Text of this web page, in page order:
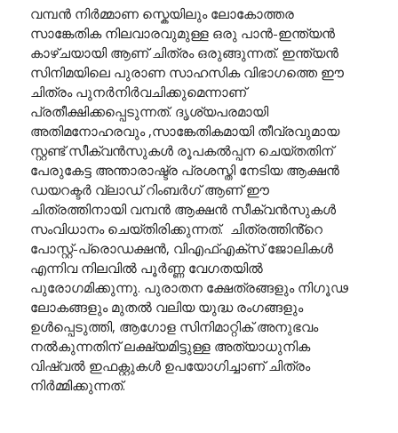
വമ്പൻ നിർമ്മാണ സ്കെയിലും ലോകോത്തര
സാങ്കേതിക നിലവാരവുമുള്ള ഒരു പാൻ-ഇന്ത്യൻ
കാഴ്ചയായി ആണ് ചിത്രം ഒരുങ്ങുന്നത്. ഇന്ത്യൻ
സിനിമയിലെ പുരാണ സാഹസിക വിഭാഗത്തെ ഈ
ചിത്രം പുനർനിർവചിക്കുമെന്നാണ്
പ്രതീക്ഷിക്കപ്പെടുന്നത്. ദൃശ്യപരമായി
അതിമനോഹരവും ,സാങ്കേതികമായി തീവ്രവുമായ
സ്റ്റണ്ട് സീക്വൻസുകൾ രൂപകൽപ്പന ചെയ്തതിന്
പേരുകേട്ട അന്താരാഷ്ട്ര പ്രശസ്തി നേടിയ ആക്ഷൻ
ഡയറക്ടർ വ്ലാഡ് റിംബർഗ് ആണ് ഈ
ചിത്രത്തിനായി വമ്പൻ ആക്ഷൻ സീക്വൻസുകൾ
സംവിധാനം ചെയ്തിരിക്കുന്നത്. ചിത്രത്തിൻ്റെ
പോസ്റ്റ്-പ്രൊഡക്ഷൻ, വിഎഫ്എക്സ് ജോലികൾ
എന്നിവ നിലവിൽ പൂർണ്ണ വേഗതയിൽ
പുരോഗമിക്കുന്നു. പുരാതന ക്ഷേത്രങ്ങളും നിഗൂഢ
ലോകങ്ങളും മുതൽ വലിയ യുദ്ധ രംഗങ്ങളും
ഉൾപ്പെടുത്തി, ആഗോള സിനിമാറ്റിക് അനുഭവം
നൽകുന്നതിന് ലക്ഷ്യമിട്ടുള്ള അത്യാധുനിക
വിഷ്വൽ ഇഫക്റ്റുകൾ ഉപയോഗിച്ചാണ് ചിത്രം
നിർമ്മിക്കുന്നത്.